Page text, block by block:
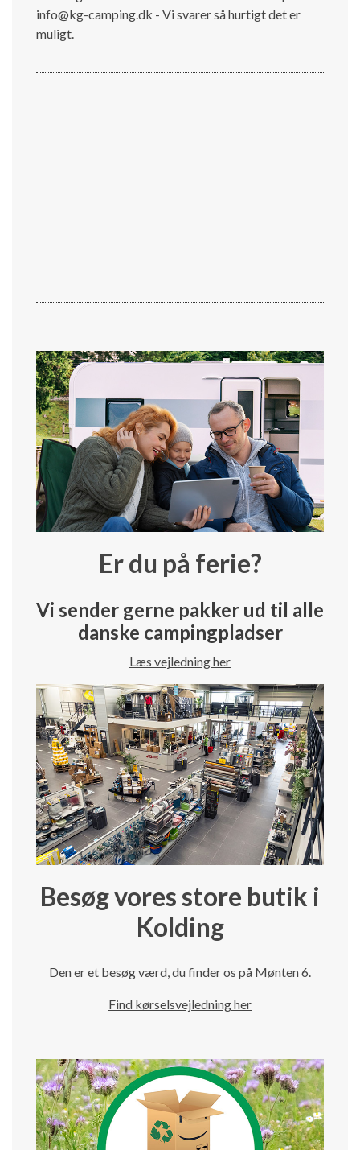
info@kg-camping.dk - Vi svarer så hurtigt det er
muligt.
Er du på ferie?
Vi sender gerne pakker ud til alle
danske campingpladser
Læs vejledning her
Besøg vores store butik i
Kolding
Den er et besøg værd, du finder os på Mønten 6.
Find kørselsvejledning her